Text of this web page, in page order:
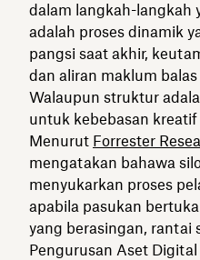
dalam langkah-langkah
adalah proses dinamik
pangsi saat akhir,
dan aliran maklum
Walaupun struktur
untuk kebebasan
Menurut Forrester
mengatakan bahawa
menyukarkan proses
apabila pasukan
yang berasingan, rantai
Pengurusan Aset